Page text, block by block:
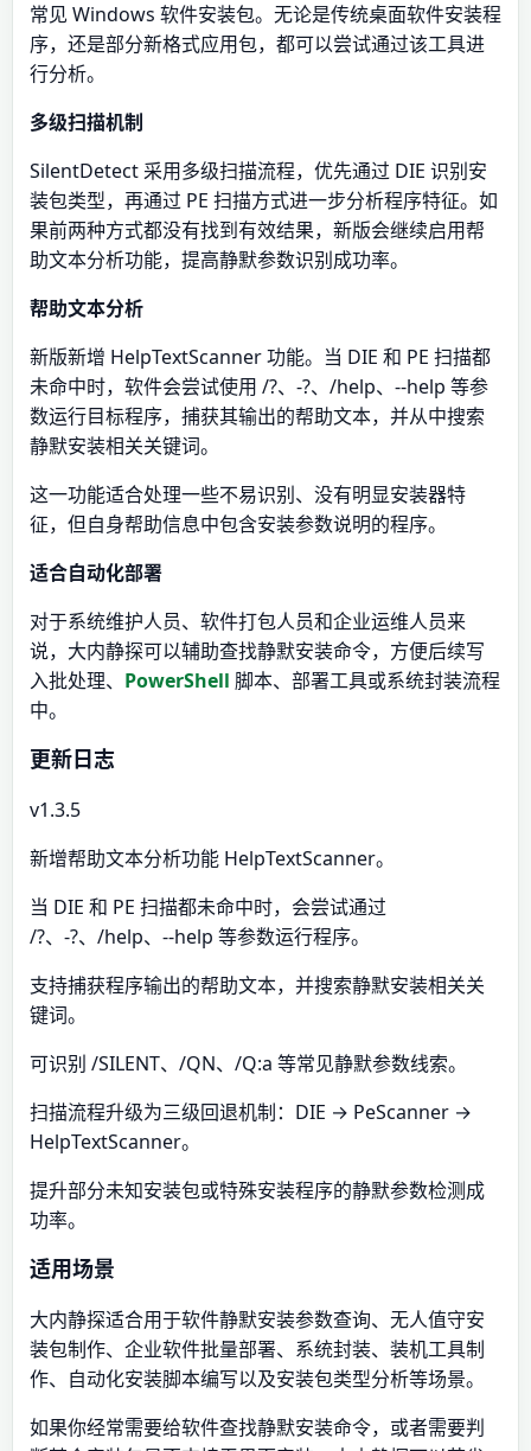
常见 Windows 软件安装包。无论是传统桌面软件安装程
序，还是部分新格式应用包，都可以尝试通过该工具进
行分析。
多级扫描机制
SilentDetect 采用多级扫描流程，优先通过 DIE 识别安
装包类型，再通过 PE 扫描方式进一步分析程序特征。如
果前两种方式都没有找到有效结果，新版会继续启用帮
助文本分析功能，提高静默参数识别成功率。
帮助文本分析
新版新增 HelpTextScanner 功能。当 DIE 和 PE 扫描都
未命中时，软件会尝试使用 /?、-?、/help、--help 等参
数运行目标程序，捕获其输出的帮助文本，并从中搜索
静默安装相关关键词。
这一功能适合处理一些不易识别、没有明显安装器特
征，但自身帮助信息中包含安装参数说明的程序。
适合自动化部署
对于系统维护人员、软件打包人员和企业运维人员来
说，大内静探可以辅助查找静默安装命令，方便后续写
入批处理、 PowerShell 脚本、部署工具或系统封装流程
中。
更新日志
v1.3.5
新增帮助文本分析功能 HelpTextScanner。
当 DIE 和 PE 扫描都未命中时，会尝试通过
/?、-?、/help、--help 等参数运行程序。
支持捕获程序输出的帮助文本，并搜索静默安装相关关
键词。
可识别 /SILENT、/QN、/Q:a 等常见静默参数线索。
扫描流程升级为三级回退机制：DIE → PeScanner →
HelpTextScanner。
提升部分未知安装包或特殊安装程序的静默参数检测成
功率。
适用场景
大内静探适合用于软件静默安装参数查询、无人值守安
装包制作、企业软件批量部署、系统封装、装机工具制
作、自动化安装脚本编写以及安装包类型分析等场景。
如果你经常需要给软件查找静默安装命令，或者需要判